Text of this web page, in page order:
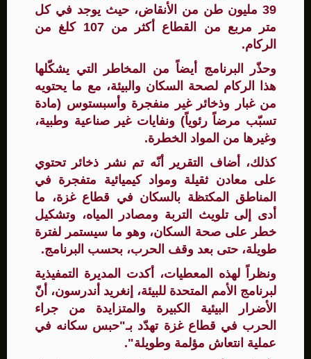
39 مليون طن من الأنقاض، حيث يوجد في كل
متر مربع من القطاع أكثر من 107 كلغ من
الركام.
وحذّر البرنامج أيضاً من المخاطر التي يشكّلها
هذا الركام لصحة السكان والبيئة، مع ما يحتويه
من غبار وذخائر غير منفجرة وأسبستوس (مادة
تسبّب مرضاً رئوياً) ونفايات غير صناعية وطبية،
وغيرها من المواد الخطرة.
كذلك، أضاف التقرير أنّه تم نشر ذخائر تحتوي
على معادن ثقيلة ومواد كيميائية متفجرة في
المناطق المكتظة بالسكان في قطاع غزة، ما
أدى إلى تلويث التربة ومصادر المياه، وتشكيل
خطر على صحة السكان، وهو ما سيستمر لفترة
طويلة، حتى بعد وقف الحرب، بحسب البرنامج.
ونظراً لهذه المعطيات، أكدت المديرة التمفيذية
لبرنامج الأمم المتحدة للبيئة، إنغريد أندرسون، أنّ
الأضرار البيئية الكبيرة والمتزايدة من جراء
الحرب في قطاع غزة تهدّد بـ"حبس سكانه في
عملية انتعاش مؤلمة وطويلة".